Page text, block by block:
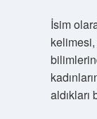
İsim